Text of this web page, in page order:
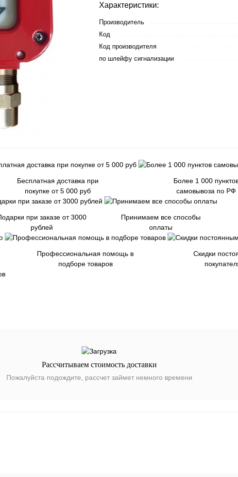
Характеристики:
Производитель
Код
Код производителя
по шлейфу сигнализации
Бесплатная доставка при
покупке от 5 000 руб
Более 1 000
самовывоза по РФ
при заказе от 3000
рублей
Принимаем все способы
оплаты
Профессиональная помощь в
подборе товаров
Скидки
Рассчитываем стоимость доставки
Пожалуйста подождите, рассчет займет немного времени